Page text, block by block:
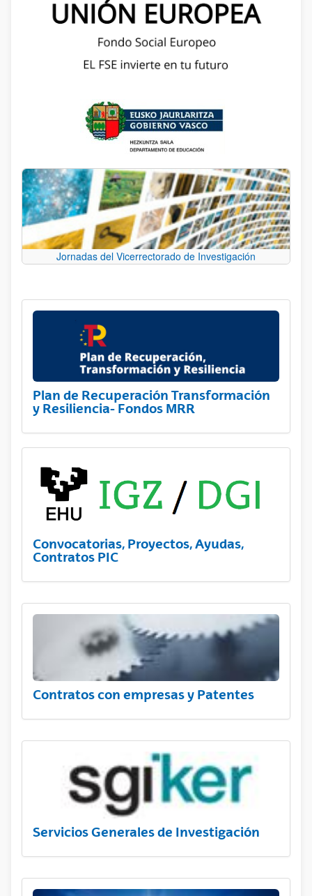
Jornadas del Vicerrectorado de Investigación
Plan de Recuperación Transformación
y Resiliencia- Fondos MRR
Convocatorias, Proyectos, Ayudas,
Contratos PIC
Contratos con empresas y Patentes
Servicios Generales de Investigación